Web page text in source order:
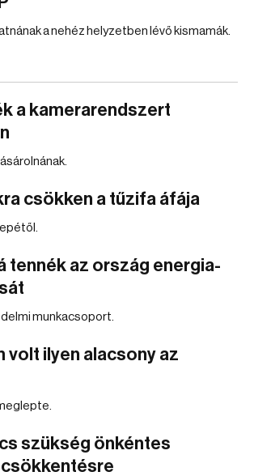
a nehéz helyzetben lévő kismamák.
a kamerarendszert
csökken a tűzifa áfája
tennék az ország energia-
munkacsoport.
volt ilyen alacsony az
szükség önkéntes